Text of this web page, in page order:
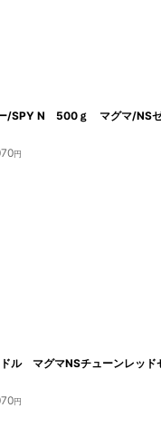
/SPY N 500ｇ マグマ/NS
円
ル マグマNSチューンレッ
円